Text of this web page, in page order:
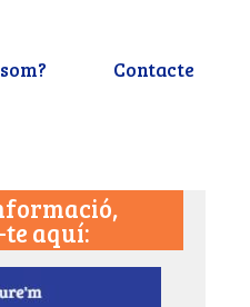
Contacte
aquí: